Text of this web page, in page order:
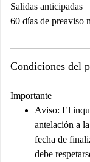
Salidas anticipadas
60 días de preaviso
Condiciones del
Importante
Aviso: El
antelación a
fecha de
debe